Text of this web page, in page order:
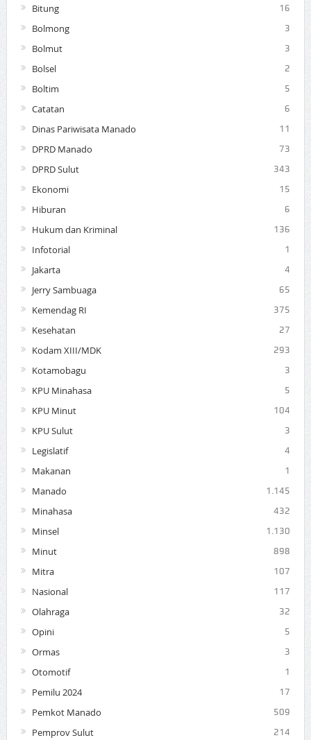
Bitung 16
Bolmong 3
Bolmut 3
Bolsel 2
Boltim 5
Catatan 6
Dinas Pariwisata Manado 11
DPRD Manado 73
DPRD Sulut 343
Ekonomi 15
Hiburan 6
Hukum dan Kriminal 136
Infotorial 1
Jakarta 4
Jerry Sambuaga 65
Kemendag RI 375
Kesehatan 27
Kodam XIII/MDK 293
Kotamobagu 3
KPU Minahasa 5
KPU Minut 104
KPU Sulut 3
Legislatif 4
Makanan 1
Manado 1.145
Minahasa 432
Minsel 1.130
Minut 898
Mitra 107
Nasional 117
Olahraga 32
Opini 5
Ormas 3
Otomotif 1
Pemilu 2024 17
Pemkot Manado 509
Pemprov Sulut 214